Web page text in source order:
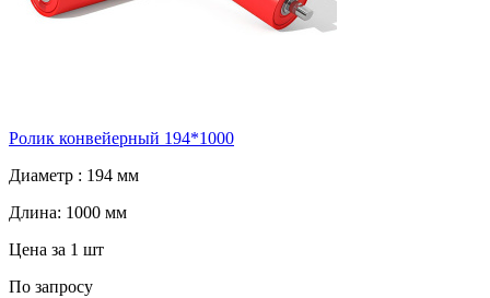
Ролик конвейерный 194*1000
Диаметр : 194 мм
Длина: 1000 мм
Цена за 1 шт
По запросу